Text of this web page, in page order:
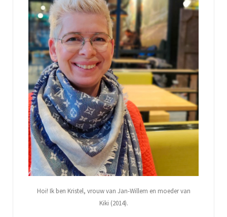
Hoi! Ik ben Kristel, vrouw van Jan-Willem en moeder van
Kiki (2014).